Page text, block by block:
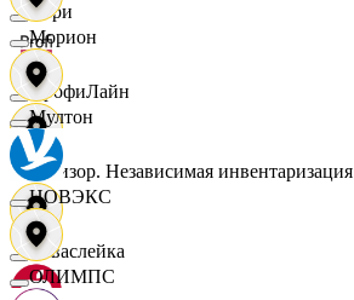
Пери
ПрофиЛайн
Ревизор. Независимая инвентаризация
Саваслейка
Морион
Мултон
НОВЭКС
ОЛИМПС